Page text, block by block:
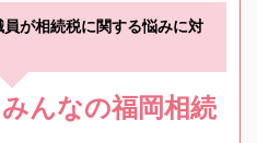
員が相続税に関する悩みに対
んなの福岡相続